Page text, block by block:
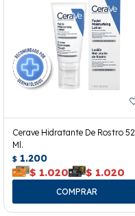
Cerave Hidratante De Rostro 52
Ml.
$ 1.200
$ 1.020 $ 1.020